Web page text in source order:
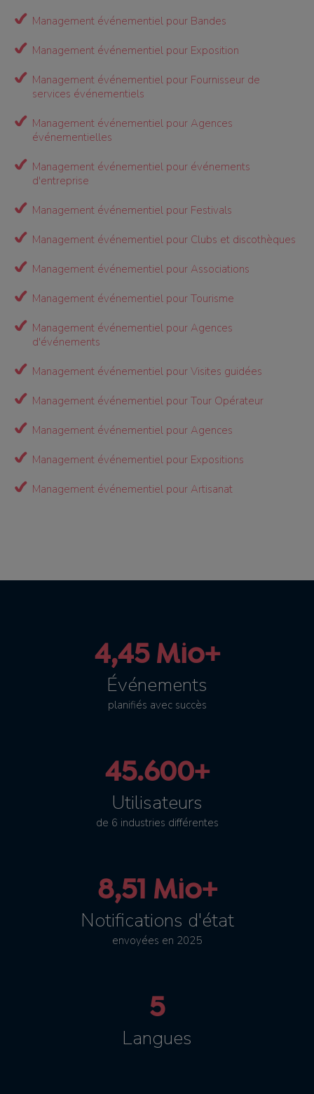
Management événementiel pour Bandes
Management événementiel pour Exposition
Management événementiel pour Fournisseur de
services événementiels
Management événementiel pour Agences
événementielles
Management événementiel pour événements
d'entreprise
Management événementiel pour Festivals
Management événementiel pour Clubs et discothèques
Management événementiel pour Associations
Management événementiel pour Tourisme
Management événementiel pour Agences
d'événements
Management événementiel pour Visites guidées
Management événementiel pour Tour Opérateur
Management événementiel pour Agences
Management événementiel pour Expositions
Management événementiel pour Artisanat
4,45 Mio+
Événements
planifiés avec succès
45.600+
Utilisateurs
de 6 industries différentes
8,51 Mio+
Notifications d'état
envoyées en 2025
5
Langues